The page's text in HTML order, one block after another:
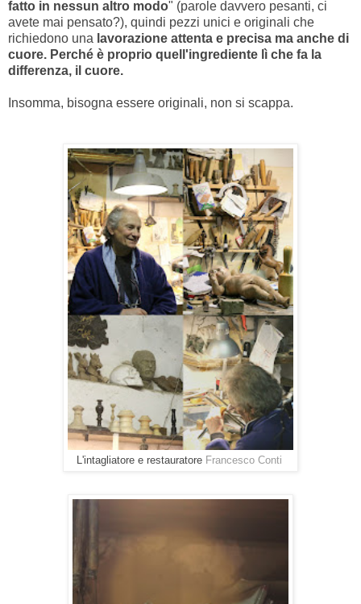
fatto in nessun altro modo" (parole davvero pesanti, ci
avete mai pensato?), quindi pezzi unici e originali che
richiedono una lavorazione attenta e precisa ma anche di
cuore. Perché è proprio quell'ingrediente lì che fa la
differenza, il cuore.
Insomma, bisogna essere originali, non si scappa.
L'intagliatore e restauratore Francesco Conti